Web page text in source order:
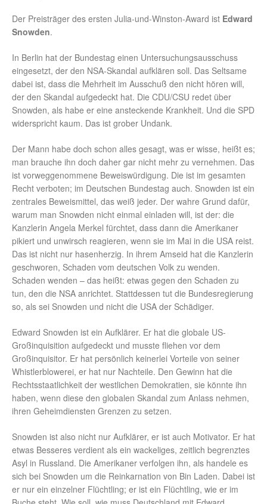
Der Preisträger des ersten Julia-und-Winston-Award ist Edward
Snowden.
In Berlin hat der Bundestag einen Untersuchungsausschuss
eingesetzt, der den NSA-Skandal aufklären soll. Das Seltsame
dabei ist, dass die Mehrheit im Ausschuß den nicht hören will,
der den Skandal aufgedeckt hat. Die CDU/CSU redet über
Snowden, als habe er eine ansteckende Krankheit. Und die SPD
widerspricht kaum. Das ist grober Undank.
Der Mann habe doch schon alles gesagt, was er wisse, heißt es;
man brauche ihn doch daher gar nicht mehr zu vernehmen. Das
ist vorweggenommene Beweiswürdigung. Die ist im gesamten
Recht verboten; im Deutschen Bundestag auch. Snowden ist ein
zentrales Beweismittel, das weiß jeder. Der wahre Grund dafür,
warum man Snowden nicht einmal einladen will, ist der: die
Kanzlerin Angela Merkel fürchtet, dass dann die Amerikaner
pikiert und unwirsch reagieren, wenn sie im Mai in die USA reist.
Das ist nicht nur hasenherzig. In ihrem Amseid hat die Kanzlerin
geschworen, Schaden vom deutschen Volk zu wenden.
Schaden wenden – das heißt: etwas gegen den Schaden zu
tun, den die NSA anrichtet. Stattdessen tut die Bundesregierung
so, als sei Snowden und nicht die USA der Schädiger.
Edward Snowden ist ein Aufklärer. Er hat die globale US-
Großinquisition aufgedeckt und musste fliehen vor dem
Großinquisitor. Er hat persönlich keinerlei Vorteile von seiner
Whistlerblowerei, er hat nur Nachteile. Den Gewinn hat die
Rechtsstaatlichkeit der westlichen Demokratien, sie könnte ihn
haben, wenn diese den globalen Skandal zum Anlass nehmen,
ihren Geheimdiensten Grenzen zu setzen.
Snowden ist also nicht nur Aufklärer, er ist auch Motivator. Er hat
etwas Besseres verdient als ein wackeliges, zeitlich begrenztes
Asyl in Russland. Die Amerikaner verfolgen ihn, als handele es
sich bei Snowden um die Reinkarnation von Bin Laden. Dabei ist
er nur ein einzelner Flüchtling; er ist ein Flüchtling, wie er im